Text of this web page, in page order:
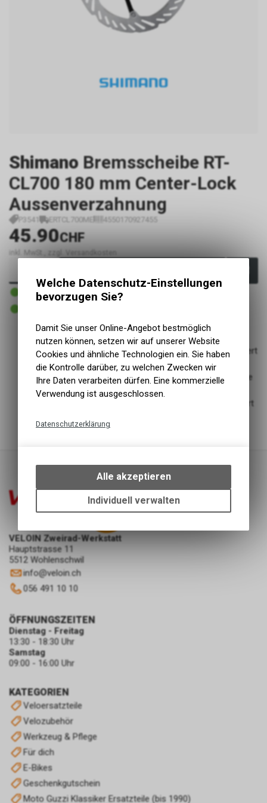
Shimano Bremsscheibe RT-
CL700 180 mm Center-Lock
Aussenverzahnung
P3541 ERTCL700ME 4550170927455
45.90CHF
inkl. MwSt., zzgl. Versandkosten
1 - 3 Tage lieferbar
Versand
1 - 3 Tage lieferbar
Überarbeitete ICE TECHNOLOGY Bremsscheibe: Optimiert
mit neuem 3D-Aluminiumträger.
Kühl: Bewährte ICE TECHNOLOGY sorgt für überragende
Wärmeableitung und gleichmässige Bremsleistung.
Leise: Der neue, optimierte 3D-Aluminiumträger reduziert
VELOIN Zweirad-Werkstatt
Hauptstrasse 11
5512 Wohlenschwil
info@veloin.ch
056 491 10 10
KATEGORIEN
Veloersatzteile
Velozubehör
Werkzeug & Pflege
Für dich
E-Bikes
Geschenkgutschein
Moto Guzzi Klassiker Ersatzteile (bis 1990)
ÖFFNUNGSZEITEN
Dienstag - Freitag
13:30 - 18:30 Uhr
Samstag
09:00 - 16:00 Uhr
Welche Datenschutz-Einstellungen
bevorzugen Sie?
Damit Sie unser Online-Angebot bestmöglich
nutzen können, setzen wir auf unserer Website
Cookies und ähnliche Technologien ein. Sie haben
die Kontrolle darüber, zu welchen Zwecken wir
Ihre Daten verarbeiten dürfen. Eine kommerzielle
Verwendung ist ausgeschlossen.
Datenschutzerklärung
bestimmte Interaktionen und
Einstellungen auf Ihrem Gerät,
um die grundlegenden
Funktionen unseres Online-
des Warenkorbs, zu
Alle akzeptieren
Individuell verwalten